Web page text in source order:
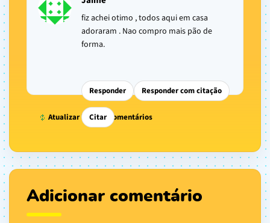
fiz achei otimo , todos aqui em casa
adoraram . Nao compro mais pão de
forma.
Responder Responder com citação
Citar
Atualizar lista de comentários
Adicionar comentário